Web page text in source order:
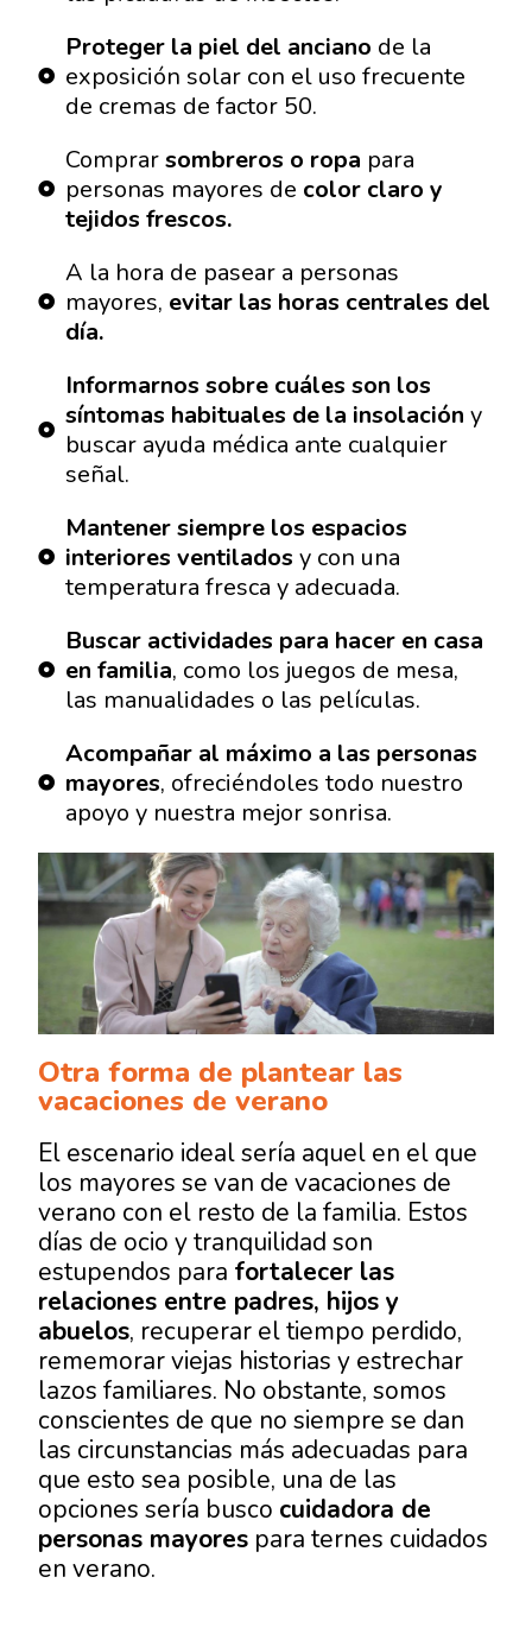
Proteger la piel del anciano de la
exposición solar con el uso frecuente
de cremas de factor 50.
Comprarsombreros o ropa para
personas mayores de color claro y
tejidos frescos.
A la hora de pasear a personas
mayores, evitar las horas centrales del
día.
Informarnos sobre cuáles son los
síntomas habituales de la insolación y
buscar ayuda médica ante cualquier
señal.
Mantener siempre los espacios
interiores ventilados y con una
temperatura fresca y adecuada.
Buscar actividades para hacer en casa
en familia, como los juegos de mesa,
las manualidades o las películas.
Acompañar al máximo a las personas
mayores, ofreciéndoles todo nuestro
apoyo y nuestra mejor sonrisa.
Otra forma de plantear las
vacaciones de verano
El escenario ideal sería aquel en el que
los mayores se van de vacaciones de
verano con el resto de la familia. Estos
días de ocio y tranquilidad son
estupendos para fortalecer las
relaciones entre padres, hijos y
abuelos, recuperar el tiempo perdido,
rememorar viejas historias y estrechar
lazos familiares. No obstante, somos
conscientes de que no siempre se dan
las circunstancias más adecuadas para
que esto sea posible, una de las
opciones sería busco cuidadora de
personas mayores para ternes cuidados
en verano.